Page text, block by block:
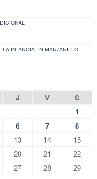
INFANCIA EN MANZANILLO
J V
S
1
6 7 8
13 14
15
20 21
22
27 28
29